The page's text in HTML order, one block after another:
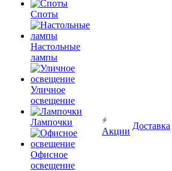
Споты
Настольные
лампы
Уличное
освещение
Лампочки
Офисное
освещение
Акции
Доставка